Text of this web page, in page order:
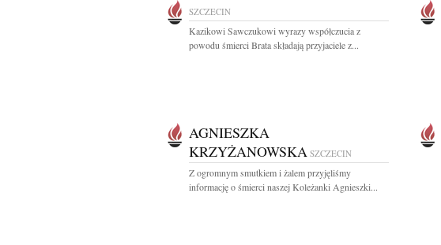
SZCZECIN
Kazikowi Sawczukowi wyrazy współczucia z
powodu śmierci Brata składają przyjaciele z...
AGNIESZKA
KRZYŻANOWSKA SZCZECIN
Z ogromnym smutkiem i żalem przyjęliśmy
informację o śmierci naszej Koleżanki Agnieszki...